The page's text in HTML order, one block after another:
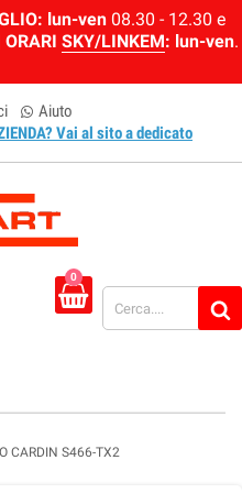
lun-ven 08.30 - 12.30 e
ORARI SKY/LINKEM: lun-ven.
Aiuto
Vai al sito a dedicato
0
CARDIN S466-TX2